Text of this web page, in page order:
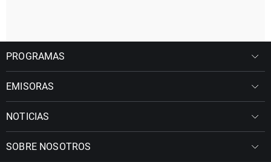
PROGRAMAS
EMISORAS
NOTICIAS
SOBRE NOSOTROS